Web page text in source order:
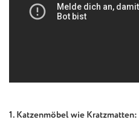
1. Katzenmöbel wie Kratzmatten: